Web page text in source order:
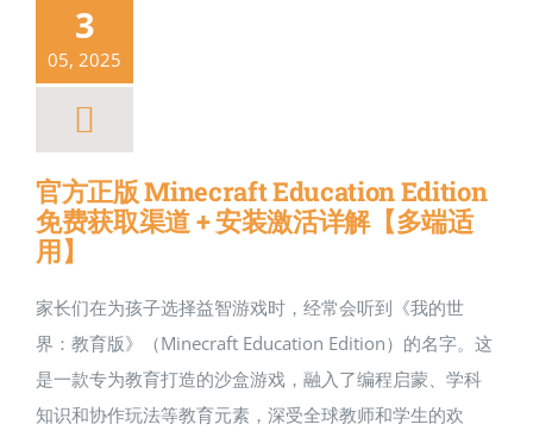
3
05, 2025
官方正版 Minecraft Education Edition
免费获取渠道 + 安装激活详解【多端适
用】
家长们在为孩子选择益智游戏时，经常会听到《我的世
界：教育版》（Minecraft Education Edition）的名字。这
是一款专为教育打造的沙盒游戏，融入了编程启蒙、学科
知识和协作玩法等教育元素，深受全球教师和学生的欢